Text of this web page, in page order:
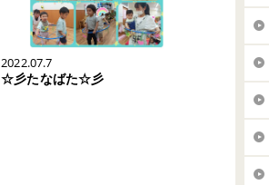
2022.07.7
☆彡たなばた☆彡